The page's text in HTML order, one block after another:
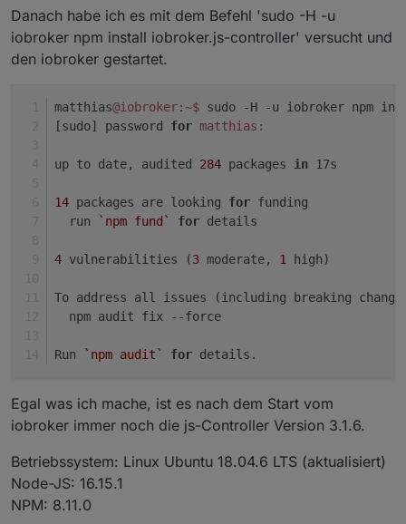
npm ERR! command sh -c node iobroker.js setup first
npm ERR! /opt/iobroker/node_modules/standard-as-
npm ERR!         throw e;
npm ERR!
npm ERR! ReplyError: Error scan NOT SUPPORTED
npm ERR!     at parseType (/opt/iobroker/
npm ERR!     at /opt/iobroker/node_modules/ioredis/
npm ERR!     at tryCatcher (/opt/iobroker/
npm ERR!     at processTicksAndRejections
npm ERR!     name:
'scan'
npm ERR!     args: [
'0'
npm ERR! }
npm ERR!     /home/iobroker/.npm/_logs/2022
Danach habe ich es mit dem Befehl 'sudo -H -u
iobroker npm install iobroker.js-controller' versucht und
den iobroker gestartet.
matthias@iobroker:~$ sudo -H -u iobroker npm
[sudo] password for matthias:
up to date, audited 284 packages in 17s
14 packages are looking for funding
  run
`npm fund` for details
4 vulnerabilities (3 moderate, 1 high)
To address all issues (including breaking
  npm audit fix --force
Run `npm audit` for details.
Egal was ich mache, ist es nach dem Start vom
iobroker immer noch die js-Controller Version 3.1.6.
Betriebssystem: Linux Ubuntu 18.04.6 LTS (aktualisiert)
Node-JS: 16.15.1
NPM: 8.11.0